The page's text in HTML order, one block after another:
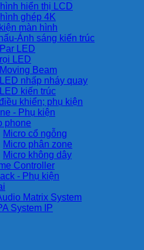
hiển thị LCD
ghép 4K
màn hình
Ánh sáng kiến trúc
LED
LED
Beam
nhấp nháy quay
kiến trúc
khiển; phụ kiện
- Phụ kiện
phone
Micro cổ ngỗng
Micro phân zone
Micro không dây
Controller
- Phụ kiện
Matrix System
System IP